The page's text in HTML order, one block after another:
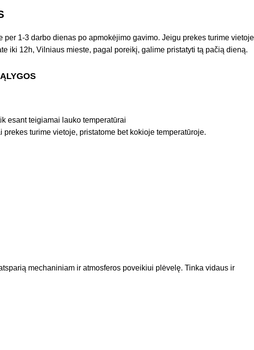
per 1-3 darbo dienas po apmokėjimo gavimo. Jeigu prekes turime vietoje
iki 12h, Vilniaus mieste, pagal poreikį, galime pristatyti tą pačią dieną.
esant teigiamai lauko temperatūrai
prekes turime vietoje, pristatome bet kokioje temperatūroje.
mechaniniam ir atmosferos poveikiui plėvelę. Tinka vidaus ir